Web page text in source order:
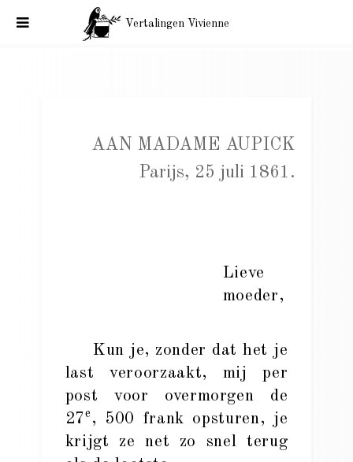
Vertalingen Vivienne
AAN MADAME AUPICK
Parijs, 25 juli 1861.
Lieve
moeder,
Kun je, zonder dat het je
last veroorzaakt, mij per
post voor overmorgen de
27e , 500 frank opsturen, je
krijgt ze net zo snel terug